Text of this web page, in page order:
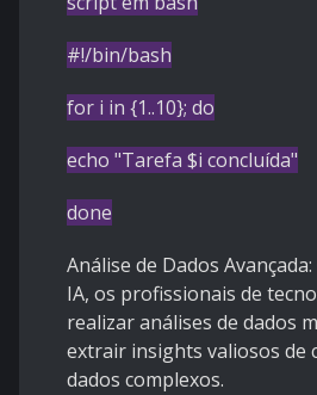
#!/bin/bash
for i in {1..10}; do
echo "Tarefa $i concluída"
done
Análise de Dados
IA, os profissionais de
realizar análises de dados
extrair insights valiosos de
dados complexos.